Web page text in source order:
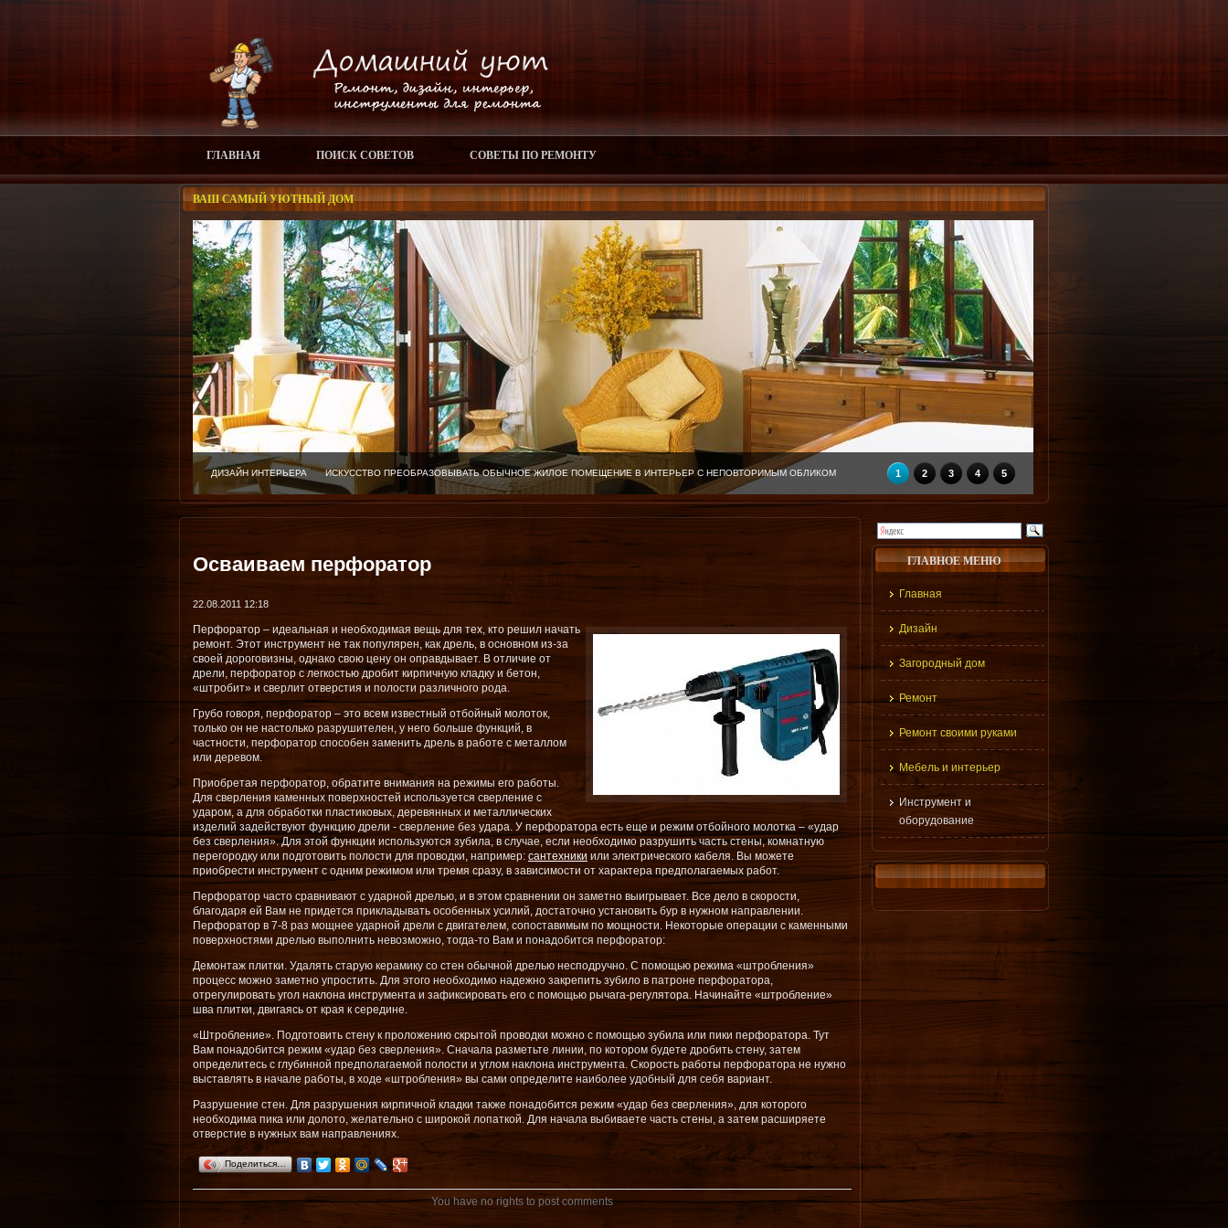
ГЛАВНАЯ ПОИСК СОВЕТОВ СОВЕТЫ ПО РЕМОНТУ
ВАШ САМЫЙ УЮТНЫЙ ДОМ
ДИЗАЙН ИНТЕРЬЕРА ИСКУССТВО ПРЕОБРАЗОВЫВАТЬ ОБЫЧНОЕ ЖИЛОЕ ПОМЕЩЕНИЕ В ИНТЕРЬЕР С НЕПОВТОРИМЫМ ОБЛИКОМ 1 2 3 4 5
Осваиваем перфоратор
22.08.2011 12:18
Перфоратор – идеальная и необходимая вещь для тех, кто решил начать
ремонт. Этот инструмент не так популярен, как дрель, в основном из-за
своей дороговизны, однако свою цену он оправдывает. В отличие от
дрели, перфоратор с легкостью дробит кирпичную кладку и бетон,
«штробит» и сверлит отверстия и полости различного рода.
Грубо говоря, перфоратор – это всем известный отбойный молоток,
только он не настолько разрушителен, у него больше функций, в
частности, перфоратор способен заменить дрель в работе с металлом
или деревом.
Приобретая перфоратор, обратите внимания на режимы его работы.
Для сверления каменных поверхностей используется сверление с
ударом, а для обработки пластиковых, деревянных и металлических
изделий задействуют функцию дрели - сверление без удара. У перфоратора есть еще и режим отбойного молотка – «удар
без сверления». Для этой функции используются зубила, в случае, если необходимо разрушить часть стены, комнатную
перегородку или подготовить полости для проводки, например: сантехники или электрического кабеля. Вы можете
приобрести инструмент с одним режимом или тремя сразу, в зависимости от характера предполагаемых работ.
Перфоратор часто сравнивают с ударной дрелью, и в этом сравнении он заметно выигрывает. Все дело в скорости,
благодаря ей Вам не придется прикладывать особенных усилий, достаточно установить бур в нужном направлении.
Перфоратор в 7-8 раз мощнее ударной дрели с двигателем, сопоставимым по мощности. Некоторые операции с каменными
поверхностями дрелью выполнить невозможно, тогда-то Вам и понадобится перфоратор:
Демонтаж плитки. Удалять старую керамику со стен обычной дрелью несподручно. С помощью режима «штробления»
процесс можно заметно упростить. Для этого необходимо надежно закрепить зубило в патроне перфоратора,
отрегулировать угол наклона инструмента и зафиксировать его с помощью рычага-регулятора. Начинайте «штробление»
шва плитки, двигаясь от края к середине.
«Штробление». Подготовить стену к проложению скрытой проводки можно с помощью зубила или пики перфоратора. Тут
Вам понадобится режим «удар без сверления». Сначала разметьте линии, по котором будете дробить стену, затем
определитесь с глубинной предполагаемой полости и углом наклона инструмента. Скорость работы перфоратора не нужно
выставлять в начале работы, в ходе «штробления» вы сами определите наиболее удобный для себя вариант.
Разрушение стен. Для разрушения кирпичной кладки также понадобится режим «удар без сверления», для которого
необходима пика или долото, желательно с широкой лопаткой. Для начала выбиваете часть стены, а затем расширяете
отверстие в нужных вам направлениях.
Поделиться…
You have no rights to post comments
ГЛАВНОЕ МЕНЮ
Главная
Дизайн
Загородный дом
Ремонт
Ремонт своими руками
Мебель и интерьер
Инструмент и
оборудование